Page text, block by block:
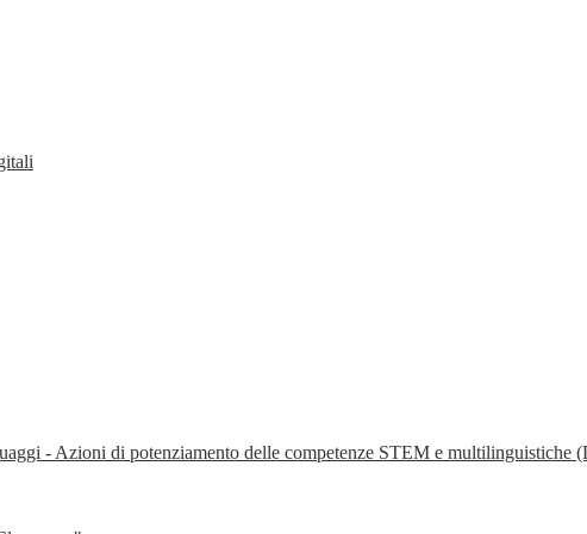
- Azioni di potenziamento delle competenze STEM e multilinguistiche